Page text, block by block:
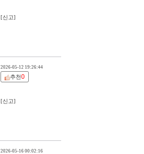
[신고]
2026-05-12 19:26:44
추천0
[신고]
2026-05-16 00:02:16